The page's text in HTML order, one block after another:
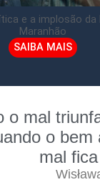
e a implosão da
Maranhão
SAIBA MAIS
o mal
o bem
mal